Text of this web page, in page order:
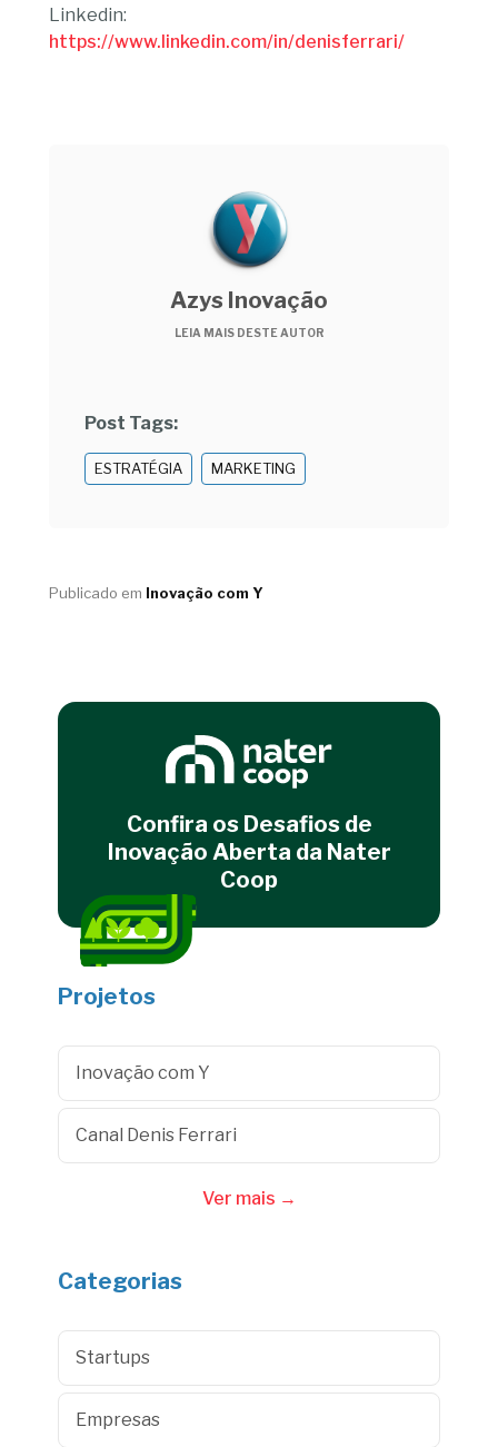
Linkedin:
https://www.linkedin.com/in/denisferrari/
Azys Inovação
LEIA MAIS DESTE AUTOR
Post Tags:
ESTRATÉGIA MARKETING
Publicado em Inovação com Y
Confira os Desafios de
Inovação Aberta da Nater
Coop
Projetos
Inovação com Y
Canal Denis Ferrari
Ver mais →
Categorias
Startups
Empresas